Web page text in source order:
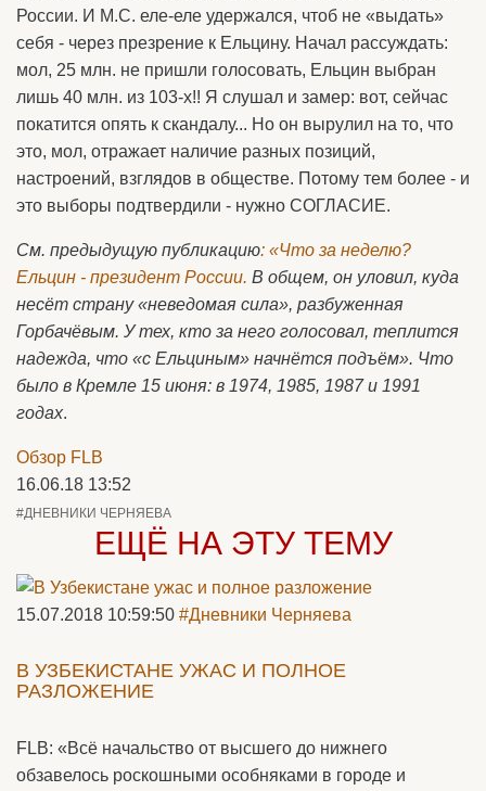
России. И М.С. еле-еле удержался, чтоб не «выдать»
себя - через презрение к Ельцину. Начал рассуждать:
мол, 25 млн. не пришли голосовать, Ельцин выбран
лишь 40 млн. из 103-х!! Я слушал и замер: вот, сейчас
покатится опять к скандалу... Но он вырулил на то, что
это, мол, отражает наличие разных позиций,
настроений, взглядов в обществе. Потому тем более - и
это выборы подтвердили - нужно СОГЛАСИЕ.
См. предыдущую публикацию: «Что за неделю?
Ельцин - президент России. В общем, он уловил, куда
несёт страну «неведомая сила», разбуженная
Горбачёвым. У тех, кто за него голосовал, теплится
надежда, что «с Ельциным» начнётся подъём». Что
было в Кремле 15 июня: в 1974, 1985, 1987 и 1991
годах.
Обзор FLB
16.06.18 13:52
#ДНЕВНИКИ ЧЕРНЯЕВА
ЕЩЁ НА ЭТУ ТЕМУ
15.07.2018 10:59:50 #Дневники Черняева
В УЗБЕКИСТАНЕ УЖАС И ПОЛНОЕ
РАЗЛОЖЕНИЕ
FLB: «Всё начальство от высшего до нижнего
обзавелось роскошными особняками в городе и